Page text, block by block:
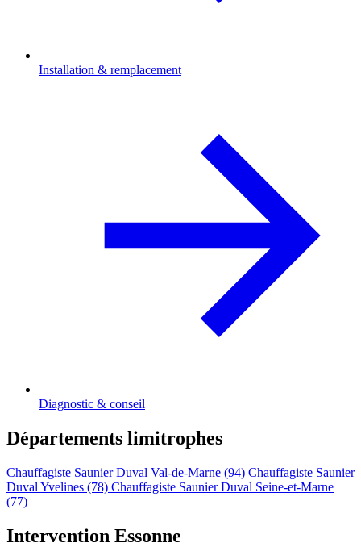
Installation & remplacement
Diagnostic & conseil
Départements limitrophes
Chauffagiste Saunier Duval Val-de-Marne (94) Chauffagiste Saunier
Duval Yvelines (78) Chauffagiste Saunier Duval Seine-et-Marne
(77)
Intervention Essonne